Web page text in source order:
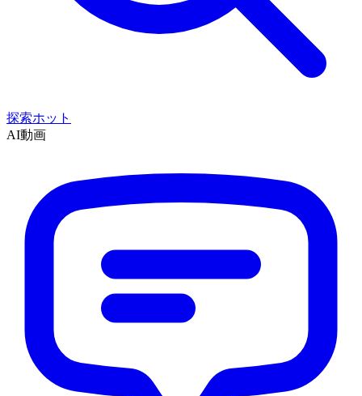
探索ホット
AI動画